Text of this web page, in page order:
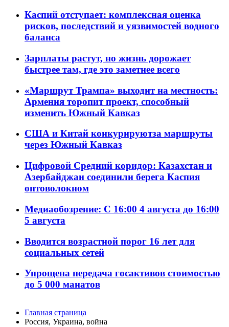
Каспий отступает: комплексная оценка
рисков, последствий и уязвимостей водного
баланса
Зарплаты растут, но жизнь дорожает
быстрее там, где это заметнее всего
«Маршрут Трампа» выходит на местность:
Армения торопит проект, способный
изменить Южный Кавказ
США и Китай конкурируютза маршруты
через Южный Кавказ
Цифровой Средний коридор: Казахстан и
Азербайджан соединили берега Каспия
оптоволокном
Медиаобозрение: С 16:00 4 августа до 16:00
5 августа
Вводится возрастной порог 16 лет для
социальных сетей
Упрощена передача госактивов стоимостью
до 5 000 манатов
Главная страница
Россия, Украина, война